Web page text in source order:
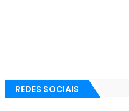
REDES SOCIAIS